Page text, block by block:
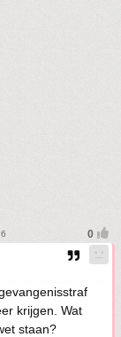
krijgen. Wat
staan?